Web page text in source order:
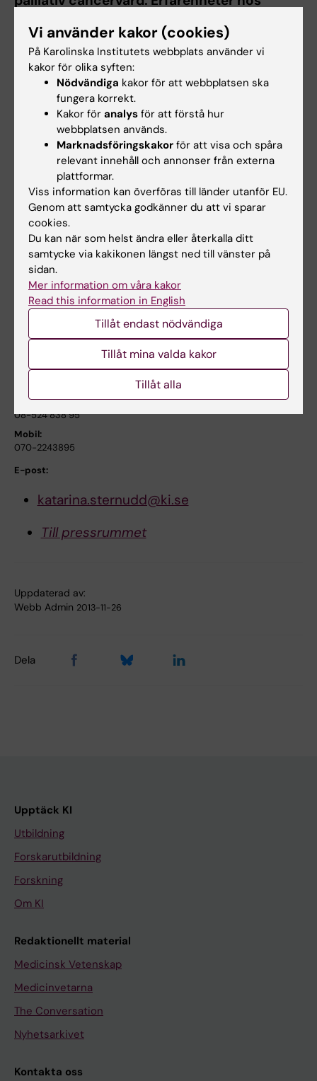
Institutionen för onkologi-patologi
Läs avhandling
Hämta pressbild
För mer information, kontakta:
Med dr Lisa Sand
Arbete:
08-617 12 00
Mobil:
070-484 89 56
E-post:
lisa.sand@ki.se
Till Institutionen för onkologi-patologi
Pressekreterare Katarina Sternudd
Arbete:
08-524 838 95
Mobil:
070-2243895
E-post:
katarina.sternudd@ki.se
Till pressrummet
Uppdaterad av:
Webb Admin 2013-11-26
Dela
Upptäck KI
Utbildning
Forskarutbildning
Forskning
Om KI
Redaktionellt material
Medicinsk Vetenskap
Medicinvetarna
The Conversation
Nyhetsarkivet
Kontakta oss
Vi använder kakor (cookies)
På Karolinska Institutets webbplats använder vi
kakor för olika syften:
Nödvändiga kakor för att webbplatsen ska
fungera korrekt.
Kakor för analys för att förstå hur
webbplatsen används.
Marknadsföringskakor för att visa och spåra
relevant innehåll och annonser från externa
plattformar.
Viss information kan överföras till länder utanför EU.
Genom att samtycka godkänner du att vi sparar
cookies.
Du kan när som helst ändra eller återkalla ditt
samtycke via kakikonen längst ned till vänster på
sidan.
Mer information om våra kakor
Read this information in English
Tillåt endast nödvändiga
Tillåt mina valda kakor
Tillåt alla